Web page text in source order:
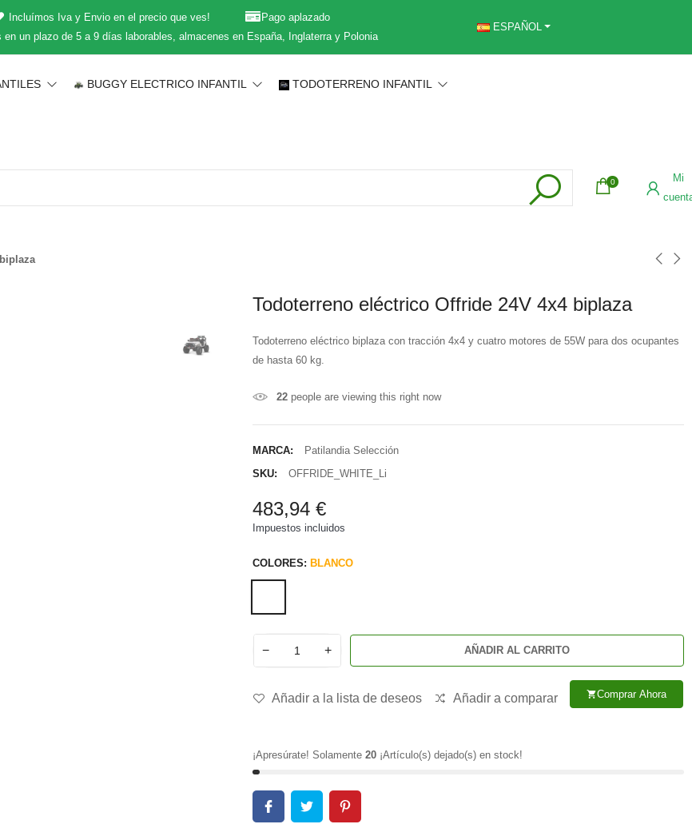
Incluímos Iva y Envio en el precio que ves!
Pago aplazado
en un plazo de 5 a 9 días laborables, almacenes en España, Inglaterra y Polonia
ESPAÑOL
BUGGY ELECTRICO INFANTIL TODOTERRENO INFANTIL
0
Mi
Todoterreno eléctrico Offride 24V 4x4 biplaza
Todoterreno eléctrico biplaza con tracción 4x4 y cuatro motores de 55W para dos ocupantes
de hasta 60 kg.
22people are viewing this right now
MARCA:
Patilandia Selección
SKU:
OFFRIDE_WHITE_Li
483,94 €
Impuestos incluidos
COLORES: BLANCO
− + AÑADIR AL CARRITO
Añadir a la lista de deseos Añadir a comparar shopping_cartComprar Ahora
¡Apresúrate! Solamente 20¡Artículo(s) dejado(s) en stock!